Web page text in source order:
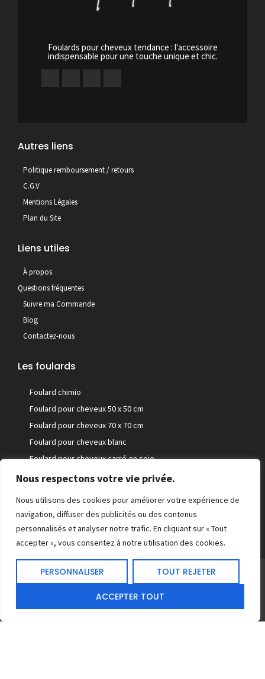
Nous respectons votre vie privée.
Nous utilisons des cookies pour améliorer votre expérience de
navigation, diffuser des publicités ou des contenus
personnalisés et analyser notre trafic. En cliquant sur « Tout
accepter », vous consentez à notre utilisation des cookies.
PERSONNALISER TOUT REJETER
ACCEPTER TOUT
Foulards pour cheveux tendance : l'accessoire
indispensable pour une touche unique et chic.
Autres liens
Politique remboursement / retours
C.G.V
Mentions Légales
Plan du Site
Liens utiles
À propos
Questions fréquentes
Suivre ma Commande
Blog
Contactez-nous
Les foulards
Foulard chimio
Foulard pour cheveux 50 x 50 cm
Foulard pour cheveux 70 x 70 cm
Foulard pour cheveux blanc
Foulard pour cheveux carré en soie
Foulard pour cheveux femme
Foulards pour cheveux léopard
©Foulard pour cheveux
2026. Tout droit réservés.